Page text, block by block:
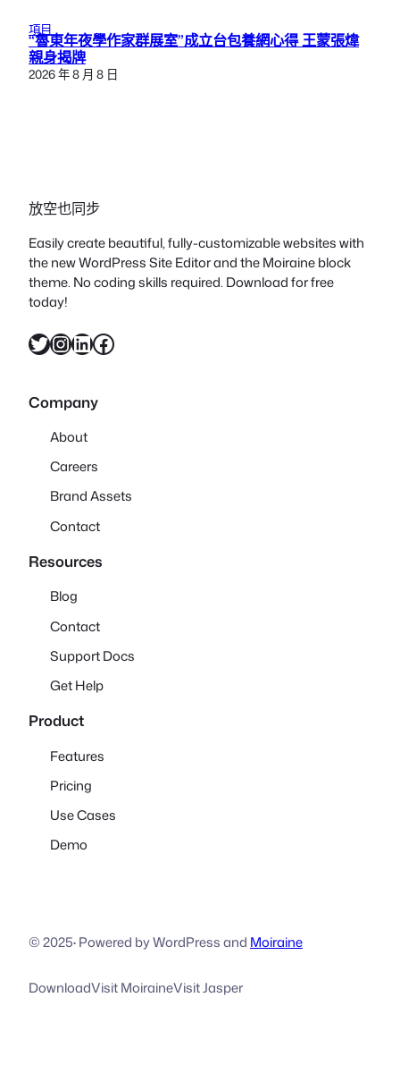
項目
“魯東年夜學作家群展室”成立台包養網心得 王蒙張煒
親身揭牌
2026 年 8 月 8 日
放空也同步
Easily create beautiful, fully-customizable websites with
the new WordPress Site Editor and the Moiraine block
theme. No coding skills required. Download for free
today!
X InstagramLinkedIn Facebook
Company
About
Careers
Brand Assets
Contact
Resources
Blog
Contact
Support Docs
Get Help
Product
Features
Pricing
Use Cases
Demo
© 2025·Powered by WordPress and Moiraine
DownloadVisit MoiraineVisit Jasper